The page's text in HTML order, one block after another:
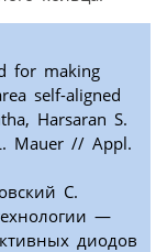
for making
self-aligned
Harsaran S.
Mauer // Appl.
С.
—
диодов